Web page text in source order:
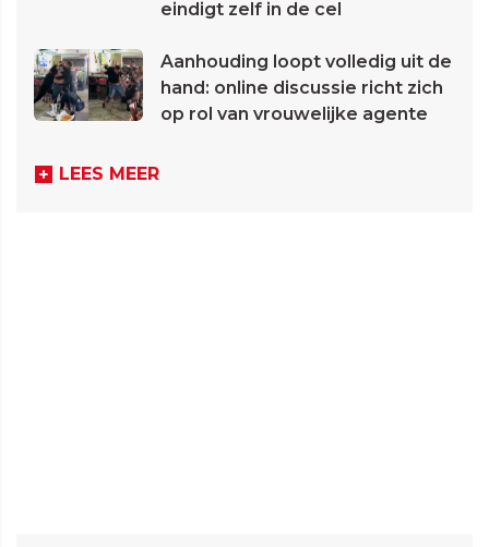
eindigt zelf in de cel
Aanhouding loopt volledig uit de
hand: online discussie richt zich
op rol van vrouwelijke agente
LEES MEER